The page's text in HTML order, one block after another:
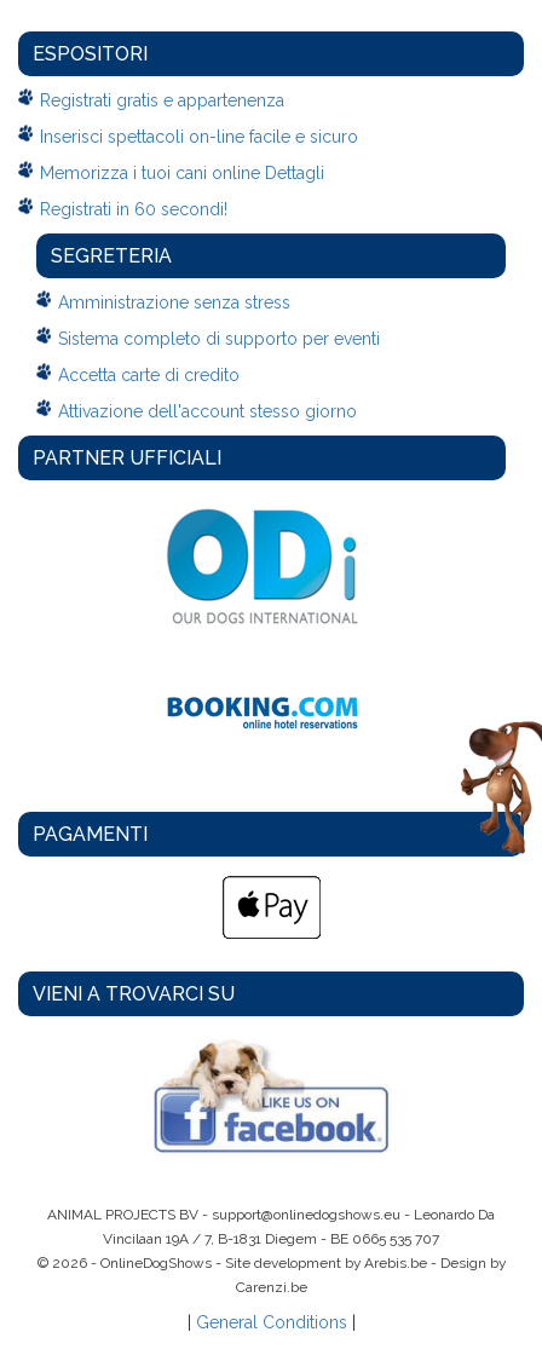
ESPOSITORI
Registrati gratis e appartenenza
Inserisci spettacoli on-line facile e sicuro
Memorizza i tuoi cani online Dettagli
Registrati in 60 secondi!
SEGRETERIA
Amministrazione senza stress
Sistema completo di supporto per eventi
Accetta carte di credito
Attivazione dell'account stesso giorno
PARTNER UFFICIALI
PAGAMENTI
VIENI A TROVARCI SU
ANIMAL PROJECTS BV - support@onlinedogshows.eu - Leonardo Da
Vincilaan 19A / 7, B-1831 Diegem - BE 0665 535 707
© 2026 - OnlineDogShows - Site development by Arebis.be - Design by
Carenzi.be
General Conditions